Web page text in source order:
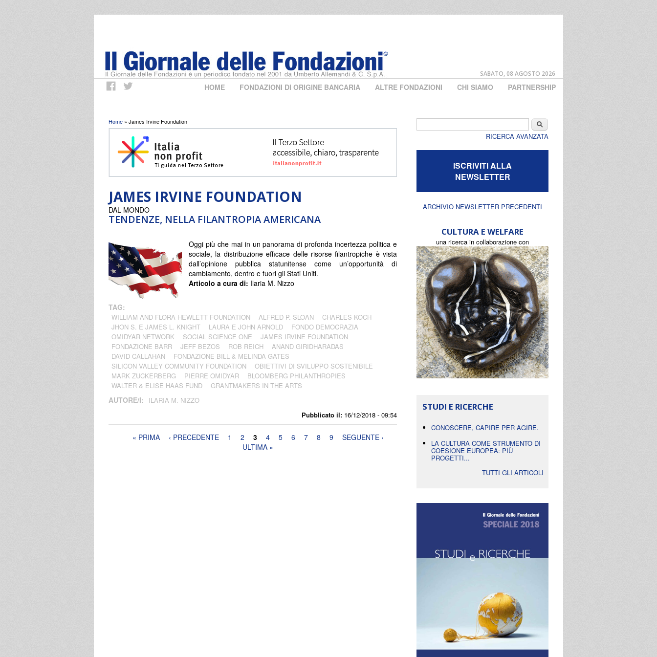
SABATO, 08 AGOSTO 2026
HOME FONDAZIONI DI ORIGINE BANCARIA ALTRE FONDAZIONI CHI SIAMO PARTNERSHIP
Tu sei qui
Home » James Irvine Foundation
JAMES IRVINE FOUNDATION
TENDENZE, NELLA FILANTROPIA AMERICANA
Pubblicato il: 16/12/2018 - 09:54
DAL MONDO
Oggi più che mai in un panorama di profonda incertezza politica e
sociale, la distribuzione efficace delle risorse filantropiche è vista
dall’opinione pubblica statunitense come un’opportunità di
cambiamento, dentro e fuori gli Stati Uniti.
Articolo a cura di: Ilaria M. Nizzo
TAG:
WILLIAM AND FLORA HEWLETT FOUNDATION ALFRED P. SLOAN
CHARLES KOCH
JHON S. E JAMES L. KNIGHT
LAURA E JOHN ARNOLD
FONDO DEMOCRAZIA
OMIDYAR NETWORK
SOCIAL SCIENCE ONE
JAMES IRVINE FOUNDATION
FONDAZIONE BARR
JEFF BEZOS ROB REICH
ANAND GIRIDHARADAS
DAVID CALLAHAN
FONDAZIONE BILL & MELINDA GATES
SILICON VALLEY COMMUNITY FOUNDATION
OBIETTIVI DI SVILUPPO SOSTENIBILE
MARK ZUCKERBERG
PIERRE OMIDYAR
BLOOMBERG PHILANTHROPIES
WALTER & ELISE HAAS FUND
GRANTMAKERS IN THE ARTS
AUTORE/I: ILARIA M. NIZZO
Pagine« PRIMA ‹ PRECEDENTE 1 2 3 4 5 6 7 8 9
SEGUENTE ›
ULTIMA »
Cerca
RICERCA AVANZATA
ISCRIVITI ALLA
NEWSLETTER
ARCHIVIO NEWSLETTER PRECEDENTI
CULTURA E WELFARE
una ricerca in collaborazione con
STUDI E RICERCHE
CONOSCERE, CAPIRE PER AGIRE.
LA CULTURA COME STRUMENTO DI
COESIONE EUROPEA: PIÙ
PROGETTI...
TUTTI GLI ARTICOLI